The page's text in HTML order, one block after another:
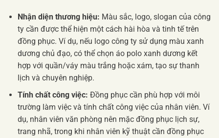
Nhận diện thương hiệu: Màu sắc, logo, slogan của công
ty cần được thể hiện một cách hài hòa và tinh tế trên
đồng phục. Ví dụ, nếu logo công ty sử dụng màu xanh
dương chủ đạo, có thể chọn áo polo xanh dương kết
hợp với quần/váy màu trắng hoặc xám, tạo sự thanh
lịch và chuyên nghiệp.
Tính chất công việc: Đồng phục cần phù hợp với môi
trường làm việc và tính chất công việc của nhân viên. Ví
dụ, nhân viên văn phòng nên mặc đồng phục lịch sự,
trang nhã, trong khi nhân viên kỹ thuật cần đồng phục